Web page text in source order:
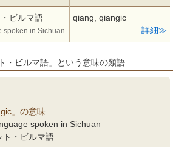
ビルマ語
spoken in Sichuan
qiang, qiangic
詳細
・ビルマ語」という意味の類語
」の意味
spoken in Sichuan
ト・ビルマ語